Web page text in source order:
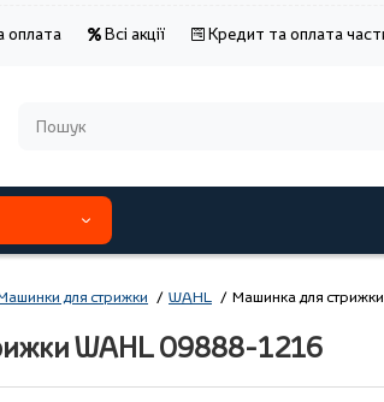
оплата Всі акції Кредит та оплата
для стрижки WAHL Машинка для
WAHL 09888-1216